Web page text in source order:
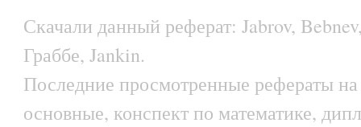
Скачали данный реферат: Jabrov,
Граббе, Jankin.
Последние просмотренные рефераты на
основные, конспект по математике,